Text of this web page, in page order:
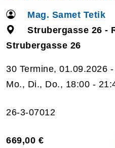
Mag. Samet Tetik
Strubergasse 26 -
Strubergasse 26
30 Termine, 01.09.2026
Mo., Di., Do., 18:00 -
26-3-07012
669,00 €